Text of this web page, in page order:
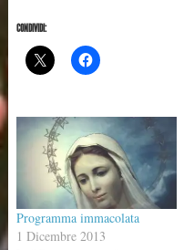
CONDIVIDI:
Programma immacolata
1 Dicembre 2013